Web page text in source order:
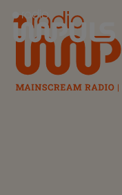
Radio Impuls